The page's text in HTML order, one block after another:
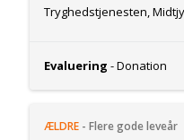
Tryghedstjenesten,
Evaluering - Donation
ÆLDRE - Flere gode leveår